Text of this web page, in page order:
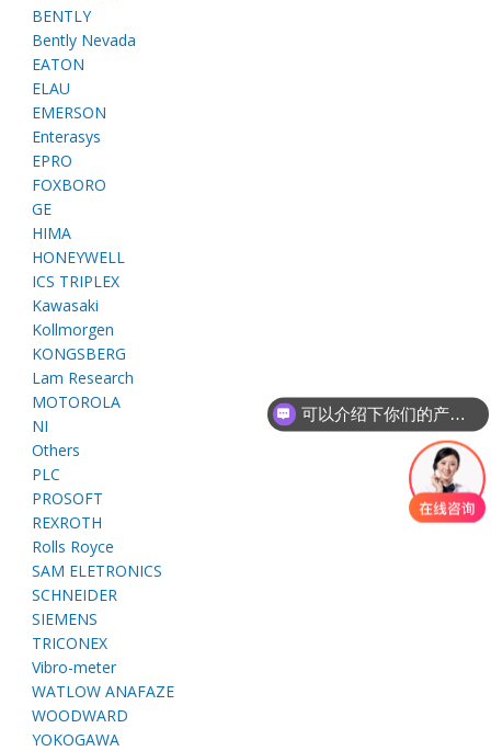
BENTLY
Bently Nevada
EATON
ELAU
EMERSON
Enterasys
EPRO
FOXBORO
GE
HIMA
HONEYWELL
ICS TRIPLEX
Kawasaki
Kollmorgen
KONGSBERG
Lam Research
MOTOROLA
NI
Others
PLC
PROSOFT
REXROTH
Rolls Royce
SAM ELETRONICS
SCHNEIDER
SIEMENS
TRICONEX
Vibro-meter
WATLOW ANAFAZE
WOODWARD
YOKOGAWA
可以介绍下你们的产品么